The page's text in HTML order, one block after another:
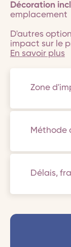
Décoration
emplacement
D'autres
impact sur le
En savoir plus
Zone
Méthode
Délais,